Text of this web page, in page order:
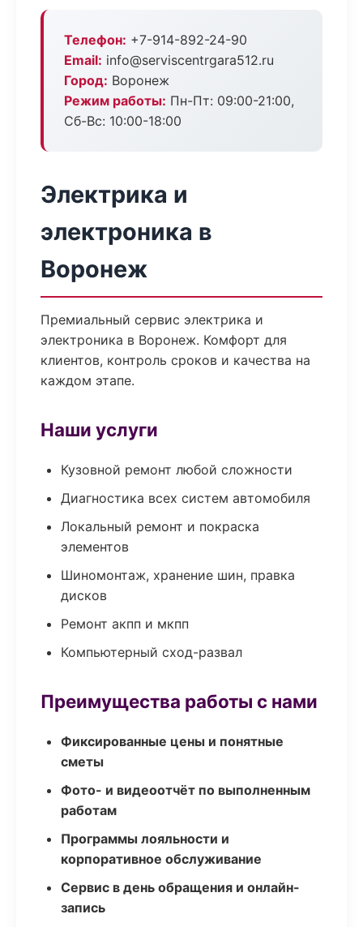
Телефон: +7-914-892-24-90
Email: info@serviscentrgara512.ru
Город: Воронеж
Режим работы: Пн-Пт: 09:00-21:00,
Сб-Вс: 10:00-18:00
Электрика и
электроника в
Воронеж
Премиальный сервис электрика и
электроника в Воронеж. Комфорт для
клиентов, контроль сроков и качества на
каждом этапе.
Наши услуги
Кузовной ремонт любой сложности
Диагностика всех систем автомобиля
Локальный ремонт и покраска
элементов
Шиномонтаж, хранение шин, правка
дисков
Ремонт акпп и мкпп
Компьютерный сход-развал
Преимущества работы с нами
Фиксированные цены и понятные
сметы
Фото- и видеоотчёт по выполненным
работам
Программы лояльности и
корпоративное обслуживание
Сервис в день обращения и онлайн-
запись